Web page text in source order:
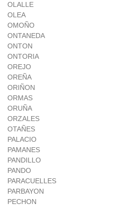
OLALLE
OLEA
OMOÑO
ONTANEDA
ONTON
ONTORIA
OREJO
OREÑA
ORIÑON
ORMAS
ORUÑA
ORZALES
OTAÑES
PALACIO
PAMANES
PANDILLO
PANDO
PARACUELLES
PARBAYON
PECHON